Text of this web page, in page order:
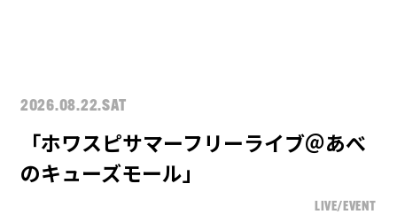
2026.08.22.SAT
「ホワスピサマーフリーライブ＠あべ
のキューズモール」
LIVE/EVENT